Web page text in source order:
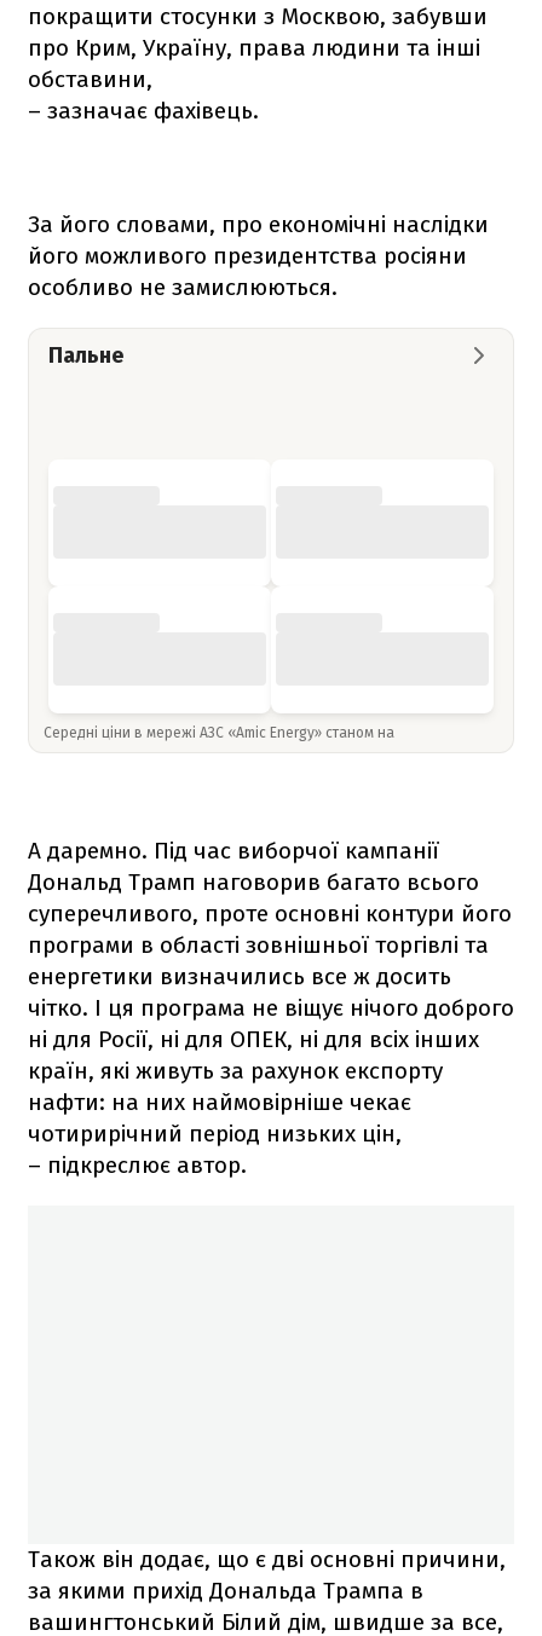
покращити стосунки з Москвою, забувши
про Крим, Україну, права людини та інші
обставини,
– зазначає фахівець.
За його словами, про економічні наслідки
його можливого президентства росіяни
особливо не замислюються.
Пальне
Середні ціни в мережі АЗС «Amic Energy» станом на
А даремно. Під час виборчої кампанії
Дональд Трамп наговорив багато всього
суперечливого, проте основні контури його
програми в області зовнішньої торгівлі та
енергетики визначились все ж досить
чітко. І ця програма не віщує нічого доброго
ні для Росії, ні для ОПЕК, ні для всіх інших
країн, які живуть за рахунок експорту
нафти: на них наймовірніше чекає
чотирирічний період низьких цін,
– підкреслює автор.
Також він додає, що є дві основні причини,
за якими прихід Дональда Трампа в
вашингтонський Білий дім, швидше за все,